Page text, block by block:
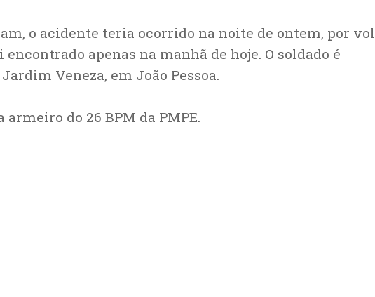
o acidente teria ocorrido na noite de ontem, por
apenas na manhã de hoje. O soldado é
Veneza, em João Pessoa.
do 26 BPM da PMPE.